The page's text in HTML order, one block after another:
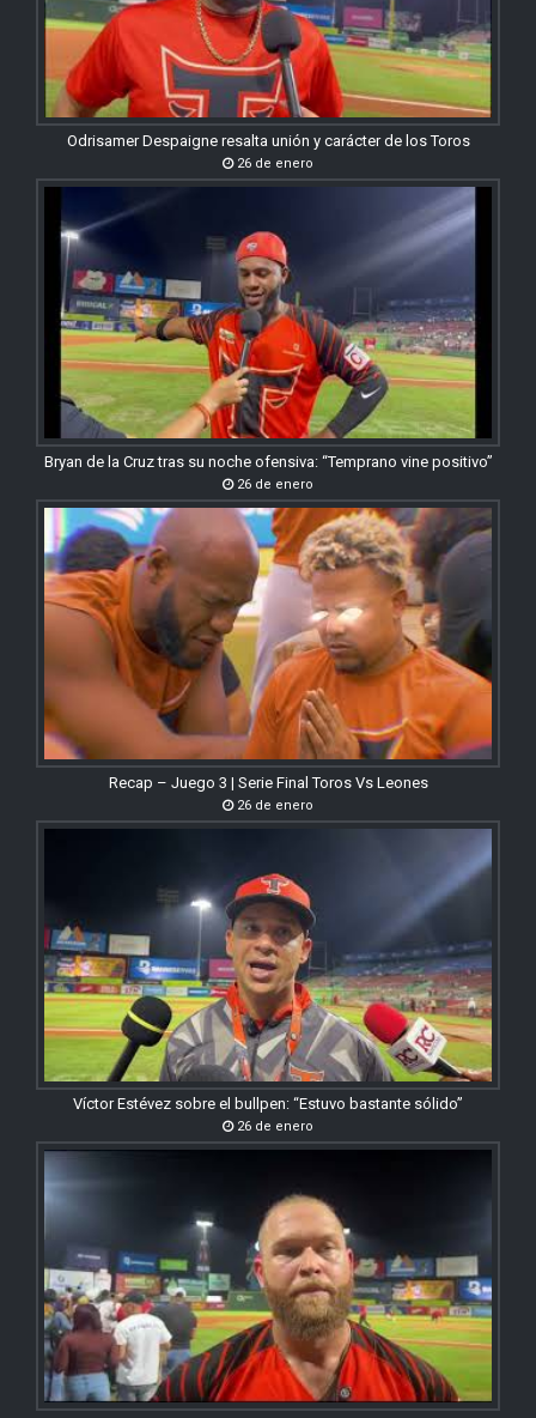
Odrisamer Despaigne resalta unión y carácter de los Toros
26 de enero
Bryan de la Cruz tras su noche ofensiva: “Temprano vine positivo”
26 de enero
Recap – Juego 3 | Serie Final Toros Vs Leones
26 de enero
Víctor Estévez sobre el bullpen: “Estuvo bastante sólido”
26 de enero